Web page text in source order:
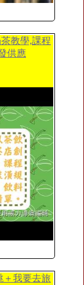
教學,課程
供應
＋我要去旅